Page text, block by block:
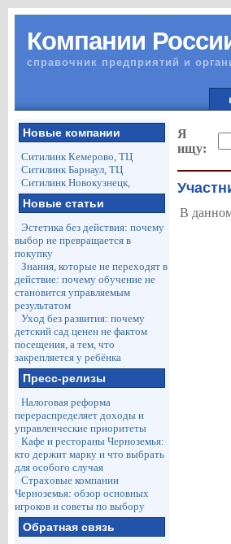
Компании
справочник предприятий и
Новые компании
Ситилинк Кемерово, ТЦ
Ситилинк Барнаул, ТЦ
Ситилинк Новокузнецк,
Новые статьи
Эстетика без действия: почему
выбор не превращается в
покупку
Знания, которые не переходят в
действие: почему обучение не
становится управляемым
результатом
Уход без развития: почему
детский сад ценен не фактом
посещения, а тем, что
закрепляется у ребёнка
Пресс-релизы
Налоговая реформа
перераспределяет доходы и
управленческие приоритеты
Кафе и рестораны Черноземья:
кто держит марку и что выбрать
для особого случая
Страховые компании
Черноземья: обзор основных
игроков и советы по выбору
Обратная связь
Я
ищу:
В